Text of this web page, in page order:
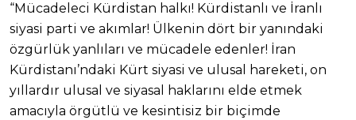
“Mücadeleci Kürdistan halkı! Kürdistanlı ve İranlı
siyasi parti ve akımlar! Ülkenin dört bir yanındaki
özgürlük yanlıları ve mücadele edenler! İran
Kürdistanı’ndaki Kürt siyasi ve ulusal hareketi, on
yıllardır ulusal ve siyasal haklarını elde etmek
amacıyla örgütlü ve kesintisiz bir biçimde